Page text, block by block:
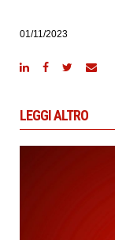
01/11/2023
LEGGI ALTRO